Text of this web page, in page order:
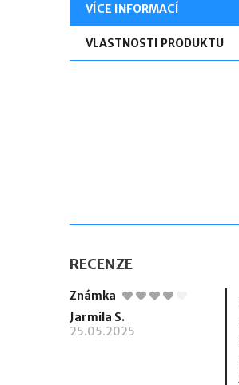
VÍCE INFORMACÍ
VLASTNOSTI PRODUKTU
RECENZE
Známka
Jarmila S.
25.05.2025